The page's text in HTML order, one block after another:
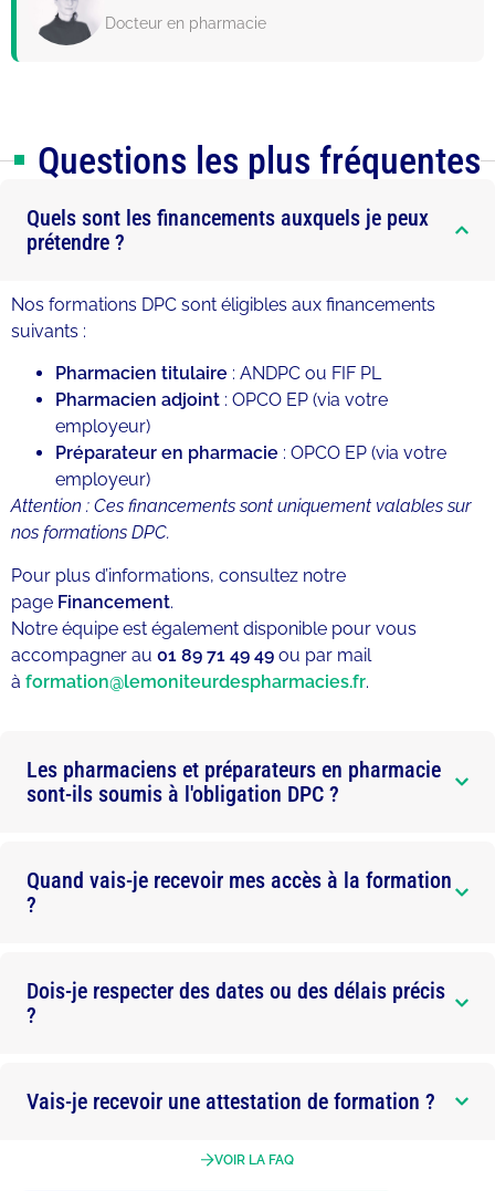
Docteur en pharmacie
Questions les plus fréquentes
Quels sont les financements auxquels je peux
prétendre ?
Nos formations DPC sont éligibles aux financements
suivants :
Pharmacien titulaire : ANDPC ou FIF PL
Pharmacien adjoint : OPCO EP (via votre
employeur)
Préparateur en pharmacie : OPCO EP (via votre
employeur)
Attention : Ces financements sont uniquement valables sur
nos formations DPC.
Pour plus d’informations, consultez notre
page Financement.
Notre équipe est également disponible pour vous
accompagner au 01 89 71 49 49 ou par mail
à formation@lemoniteurdespharmacies.fr.
Les pharmaciens et préparateurs en pharmacie
sont-ils soumis à l'obligation DPC ?
Quand vais-je recevoir mes accès à la formation
?
Dois-je respecter des dates ou des délais précis
?
Vais-je recevoir une attestation de formation ?
VOIR LA FAQ